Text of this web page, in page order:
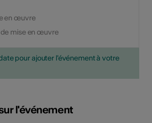
en œuvre
mise en œuvre
pour ajouter l'événement à votre
l'événement